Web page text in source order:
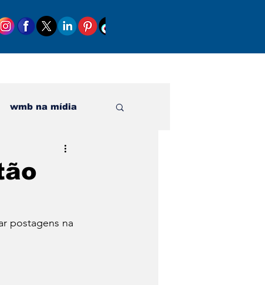
wmb na mídia
postagens na